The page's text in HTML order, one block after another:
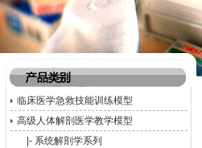
临床医学急救技能训练模型
高级人体解剖医学教学模型
|- 系统解剖学系列